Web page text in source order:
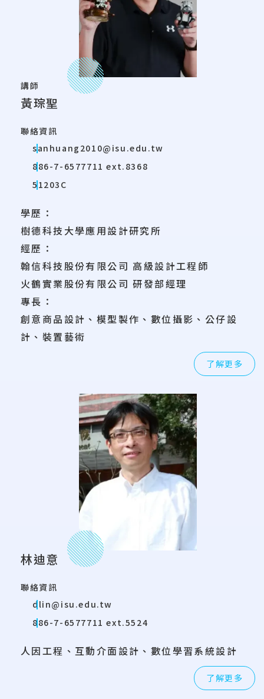
講師
黃琮聖
聯絡資訊
sanhuang2010@isu.edu.tw
886-7-6577711 ext.8368
51203C
學歷：
樹德科技大學應用設計研究所
經歷：
翰信科技股份有限公司 高級設計工程師
火鶴實業股份有限公司 研發部經理
專長：
創意商品設計、模型製作、數位攝影、公仔設
計、裝置藝術
了解更多
林迪意
聯絡資訊
dlin@isu.edu.tw
886-7-6577711 ext.5524
人因工程、互動介面設計、數位學習系統設計
了解更多